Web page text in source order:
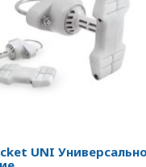
UNI